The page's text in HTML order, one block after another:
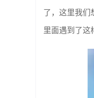
了，这里我们
里面遇到了这